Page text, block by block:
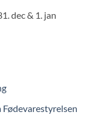
dec & 1. jan